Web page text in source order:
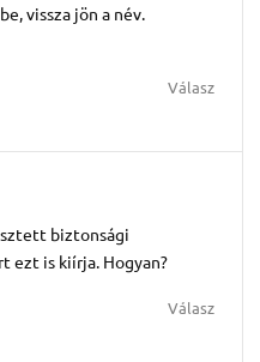
vissza jön a név.
Válasz
biztonsági
ezt is kiírja. Hogyan?
Válasz